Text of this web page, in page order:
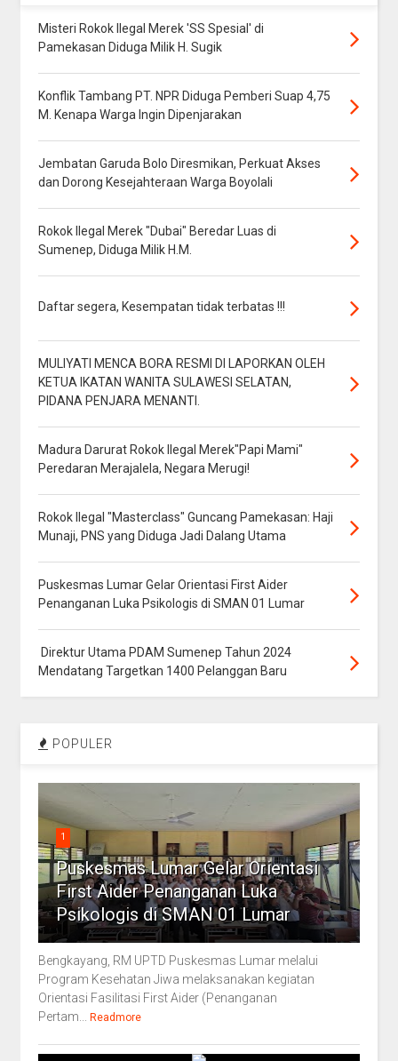
Misteri Rokok Ilegal Merek 'SS Spesial' di
Pamekasan Diduga Milik H. Sugik
Konflik Tambang PT. NPR Diduga Pemberi Suap 4,75
M. Kenapa Warga Ingin Dipenjarakan
Jembatan Garuda Bolo Diresmikan, Perkuat Akses
dan Dorong Kesejahteraan Warga Boyolali
Rokok Ilegal Merek "Dubai" Beredar Luas di
Sumenep, Diduga Milik H.M.
Daftar segera, Kesempatan tidak terbatas !!!
MULIYATI MENCA BORA RESMI DI LAPORKAN OLEH
KETUA IKATAN WANITA SULAWESI SELATAN,
PIDANA PENJARA MENANTI.
Madura Darurat Rokok Ilegal Merek"Papi Mami"
Peredaran Merajalela, Negara Merugi!
Rokok Ilegal "Masterclass" Guncang Pamekasan: Haji
Munaji, PNS yang Diduga Jadi Dalang Utama
Puskesmas Lumar Gelar Orientasi First Aider
Penanganan Luka Psikologis di SMAN 01 Lumar
Direktur Utama PDAM Sumenep Tahun 2024
Mendatang Targetkan 1400 Pelanggan Baru
POPULER
1
Puskesmas Lumar Gelar Orientasi
First Aider Penanganan Luka
Psikologis di SMAN 01 Lumar
Bengkayang, RM UPTD Puskesmas Lumar melalui
Program Kesehatan Jiwa melaksanakan kegiatan
Orientasi Fasilitasi First Aider (Penanganan
Pertam...
Readmore